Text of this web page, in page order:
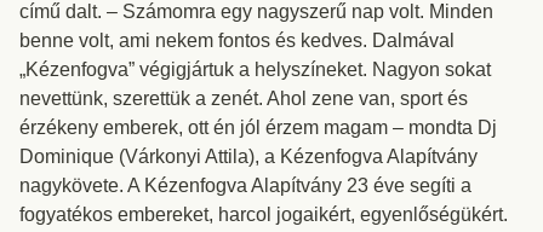
című dalt. – Számomra egy nagyszerű nap volt. Minden
benne volt, ami nekem fontos és kedves. Dalmával
„Kézenfogva” végigjártuk a helyszíneket. Nagyon sokat
nevettünk, szerettük a zenét. Ahol zene van, sport és
érzékeny emberek, ott én jól érzem magam – mondta Dj
Dominique (Várkonyi Attila), a Kézenfogva Alapítvány
nagykövete. A Kézenfogva Alapítvány 23 éve segíti a
fogyatékos embereket, harcol jogaikért, egyenlőségükért.